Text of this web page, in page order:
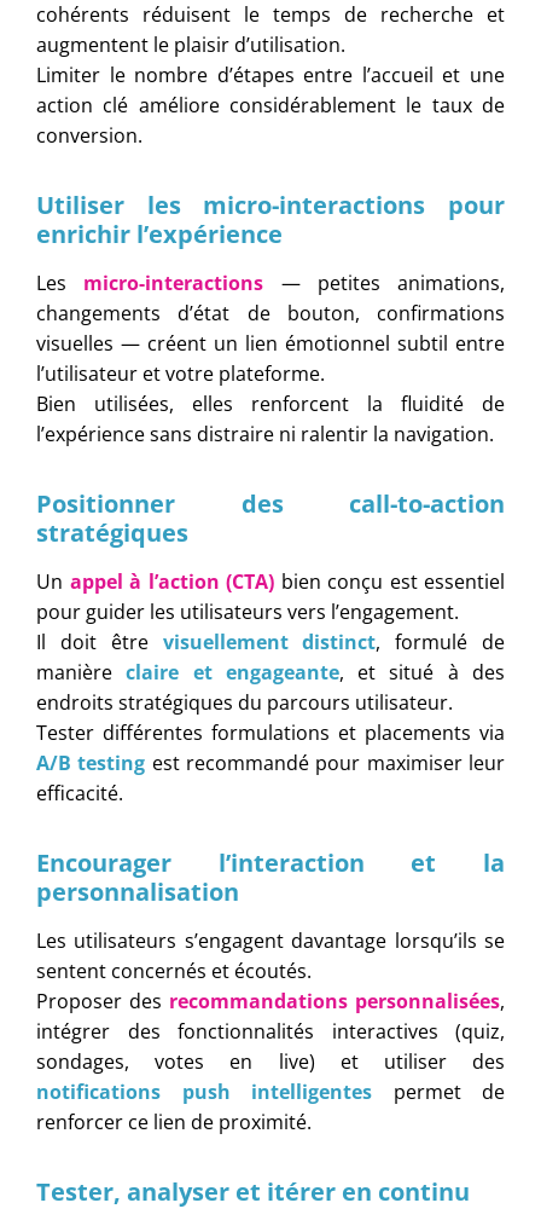
cohérents réduisent le temps de recherche et
augmentent le plaisir d’utilisation.
Limiter le nombre d’étapes entre l’accueil et une
action clé améliore considérablement le taux de
conversion.
Utiliser les micro-interactions pour
enrichir l’expérience
Les micro-interactions
— petites animations,
changements d’état de bouton, confirmations
visuelles — créent un lien émotionnel subtil entre
l’utilisateur et votre plateforme.
Bien utilisées, elles renforcent la fluidité de
l’expérience sans distraire ni ralentir la navigation.
Positionner des call-to-action
stratégiques
Un appel à l’action (CTA) bien conçu est essentiel
pour guider les utilisateurs vers l’engagement.
Il doit être visuellement distinct, formulé de
manièreclaire et engageante, et situé à des
endroits stratégiques du parcours utilisateur.
Tester différentes formulations et placements via
A/B testing est recommandé pour maximiser leur
efficacité.
Encourager l’interaction et la
personnalisation
Les utilisateurs s’engagent davantage lorsqu’ils se
sentent concernés et écoutés.
Proposer des recommandations personnalisées,
intégrer des fonctionnalités interactives (quiz,
sondages, votes en live) et utiliser des
notifications push intelligentes permet de
renforcer ce lien de proximité.
Tester, analyser et itérer en continu